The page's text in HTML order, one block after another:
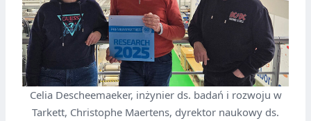
Celia Descheemaeker, inżynier ds. badań i rozwoju w
Tarkett, Christophe Maertens, dyrektor naukowy ds.